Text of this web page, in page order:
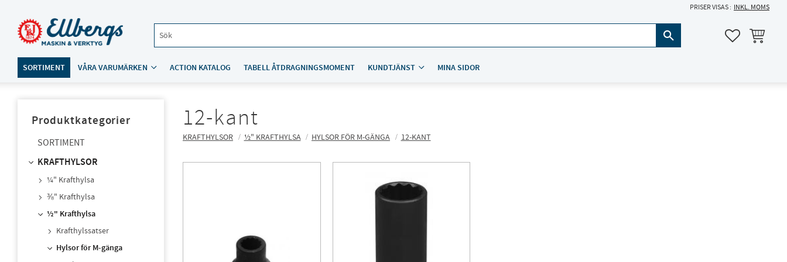
PRISER VISAS INKL. MOMS
FAVORITER
KUNDVAGN
SORTIMENT VÅRA VARUMÄRKEN ACTION KATALOG TABELL ÅTDRAGNINGSMOMENT KUNDTJÄNST MINA SIDOR
12-kant
KRAFTHYLSOR ½" KRAFTHYLSA HYLSOR FÖR M-GÄNGA 12-KANT
Produktkategorier
SORTIMENT
KRAFTHYLSOR
¼" Krafthylsa
⅜" Krafthylsa
½" Krafthylsa
Krafthylssatser
Hylsor för M-gänga